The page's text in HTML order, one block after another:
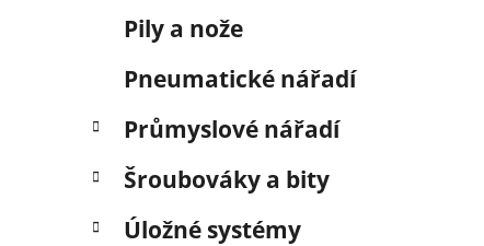
Pily a nože
Pneumatické nářadí
Průmyslové nářadí
Šroubováky a bity
Úložné systémy